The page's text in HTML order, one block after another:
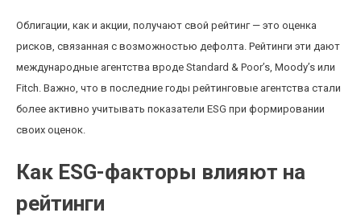
Облигации, как и акции, получают свой рейтинг — это оценка
рисков, связанная с возможностью дефолта. Рейтинги эти дают
международные агентства вроде Standard & Poor’s, Moody’s или
Fitch. Важно, что в последние годы рейтинговые агентства стали
более активно учитывать показатели ESG при формировании
своих оценок.
Как ESG-факторы влияют на
рейтинги